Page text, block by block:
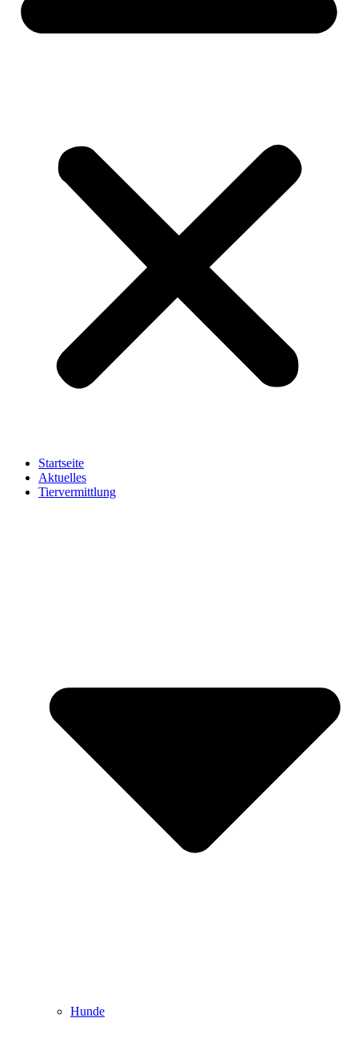
Startseite
Aktuelles
Tiervermittlung
Hunde